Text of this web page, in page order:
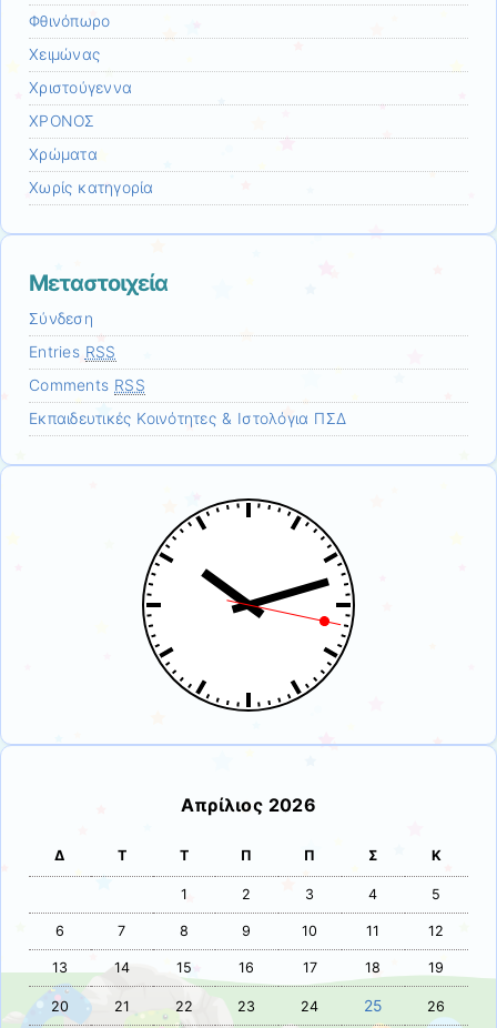
Φθινόπωρο
Χειμώνας
Χριστούγεννα
ΧΡΟΝΟΣ
Χρώματα
Χωρίς κατηγορία
Μεταστοιχεία
Σύνδεση
Entries RSS
Comments RSS
Εκπαιδευτικές Κοινότητες & Ιστολόγια ΠΣΔ
Απρίλιος 2026
Δ Τ Τ Π Π Σ Κ
1 2 3 4 5
6 7 8 9 10 11 12
13 14 15 16 17 18 19
20 21 22 23 24 25 26